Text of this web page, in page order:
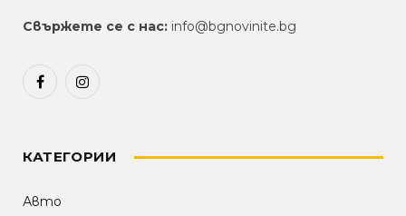
Свържете се с нас: info@bgnovinite.bg
FacebookInstagram
КАТЕГОРИИ
Авто